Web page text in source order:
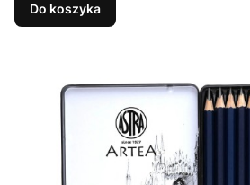
Do koszyka